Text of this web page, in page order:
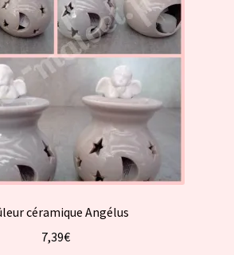
choisies
sur
la
page
du
produit
céramique Angélus
7,39€